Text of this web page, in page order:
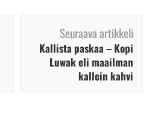
Seuraava artikkeli
Kallista paskaa – Kopi
Luwak eli maailman
kallein kahvi